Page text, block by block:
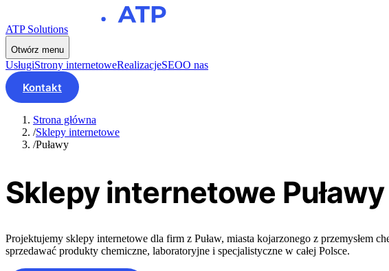
ATP Solutions
Otwórz menu
UsługiStrony internetoweRealizacjeSEOO nas
Kontakt
Strona główna
/Sklepy internetowe
/Puławy
Sklepy internetowe Puławy
Projektujemy sklepy internetowe dla firm z Puław, miasta kojarzonego z
sprzedawać produkty chemiczne, laboratoryjne i specjalistyczne w całej Polsce.